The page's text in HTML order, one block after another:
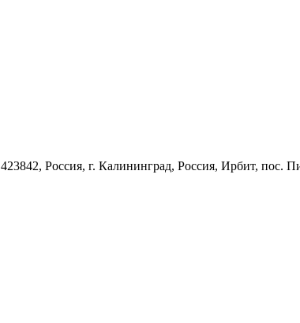
423842, Россия, г. Калининград, Россия, Ирбит, пос.